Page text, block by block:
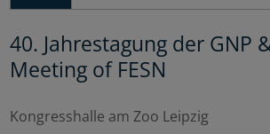
40. Jahrestagung der GNP
Meeting of FESN
Kongresshalle am Zoo Leipzig